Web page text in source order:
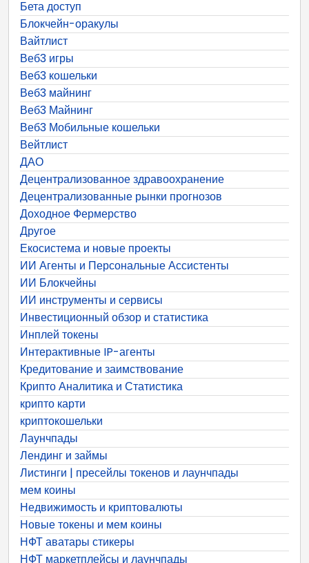
Бета доступ
Блокчейн-оракулы
Вайтлист
Веб3 игры
Веб3 кошельки
Веб3 майнинг
Веб3 Майнинг
Веб3 Мобильные кошельки
Вейтлист
ДАО
Децентрализованное здравоохранение
Децентрализованные рынки прогнозов
Доходное Фермерство
Другое
Екосистема и новые проекты
ИИ Агенты и Персональные Ассистенты
ИИ Блокчейны
ИИ инструменты и сервисы
Инвестиционный обзор и статистика
Инплей токены
Интерактивные IP-агенты
Кредитование и заимствование
Крипто Аналитика и Статистика
крипто карти
криптокошельки
Лаунчпады
Лендинг и займы
Листинги | пресейлы токенов и лаунчпады
мем коины
Недвижимость и криптовалюты
Новые токены и мем коины
НФТ аватары стикеры
НФТ маркетплейсы и лаунчпады